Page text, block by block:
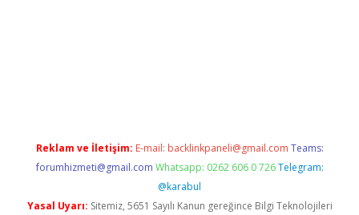
Reklam ve İletişim: E-mail: backlinkpaneli@gmail.com Teams:
forumhizmeti@gmail.com Whatsapp: 0262 606 0 726 Telegram:
@karabul
Yasal Uyarı: Sitemiz, 5651 Sayılı Kanun gereğince Bilgi Teknolojileri